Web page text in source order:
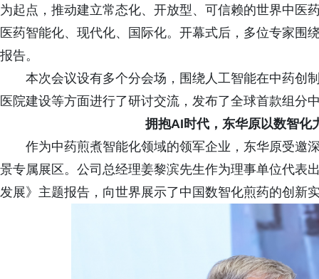
为起点，推动建立常态化、开放型、可信赖的世界中医
医药智能化、现代化、国际化。开幕式后，多位专家围
报告。
本次会议设有多个分会场，围绕人工智能在中药创
医院建设等方面进行了研讨交流，发布了全球首款组分
拥抱AI时代，东华原以数智化
作为中药煎煮智能化领域的领军企业，东华原受邀
景专属展区。公司总经理姜黎滨先生作为理事单位代表
发展》主题报告，向世界展示了中国数智化煎药的创新